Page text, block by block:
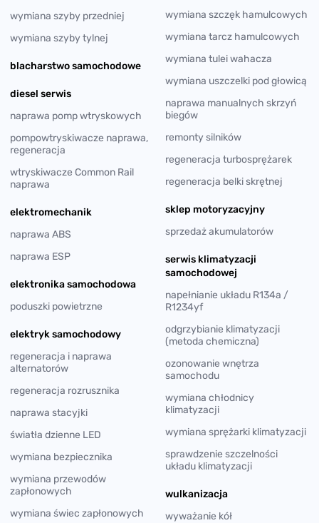
wymiana szyby przedniej
wymiana szyby tylnej
blacharstwo samochodowe
diesel serwis
naprawa pomp wtryskowych
pompowtryskiwacze naprawa,
regeneracja
wtryskiwacze Common Rail
naprawa
elektromechanik
naprawa ABS
naprawa ESP
elektronika samochodowa
poduszki powietrzne
elektryk samochodowy
regeneracja i naprawa
alternatorów
regeneracja rozrusznika
naprawa stacyjki
światła dzienne LED
wymiana bezpiecznika
wymiana przewodów
zapłonowych
wymiana świec zapłonowych
wymiana szczęk hamulcowych
wymiana tarcz hamulcowych
wymiana tulei wahacza
wymiana uszczelki pod głowicą
naprawa manualnych skrzyń
biegów
remonty silników
regeneracja turbosprężarek
regeneracja belki skrętnej
sklep motoryzacyjny
sprzedaż akumulatorów
serwis klimatyzacji
samochodowej
napełnianie układu R134a /
R1234yf
odgrzybianie klimatyzacji
(metoda chemiczna)
ozonowanie wnętrza
samochodu
wymiana chłodnicy
klimatyzacji
wymiana sprężarki klimatyzacji
sprawdzenie szczelności
układu klimatyzacji
wulkanizacja
wyważanie kół